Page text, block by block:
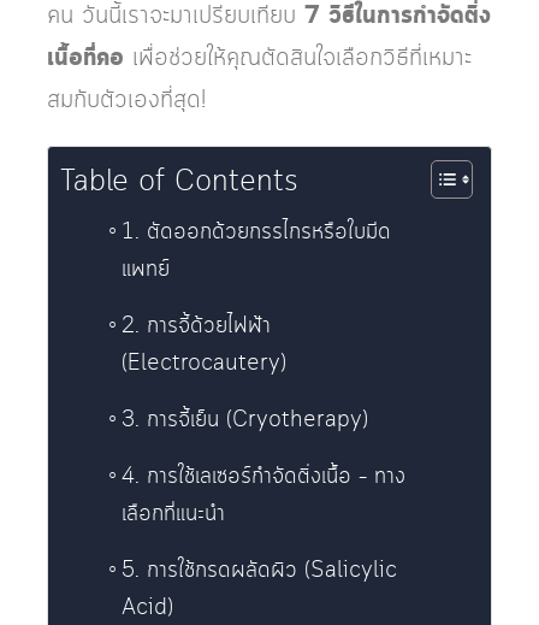
คน วันนี้เราจะมาเปรียบเทียบ 7 วิธีในการกำจัดติ่ง
เนื้อที่คอ เพื่อช่วยให้คุณตัดสินใจเลือกวิธีที่เหมาะ
สมกับตัวเองที่สุด!
Table of Contents
1. ตัดออกด้วยกรรไกรหรือใบมีด
แพทย์
2. การจี้ด้วยไฟฟ้า
(Electrocautery)
3. การจี้เย็น (Cryotherapy)
4. การใช้เลเซอร์กำจัดติ่งเนื้อ – ทาง
เลือกที่แนะนำ
5. การใช้กรดผลัดผิว (Salicylic
Acid)